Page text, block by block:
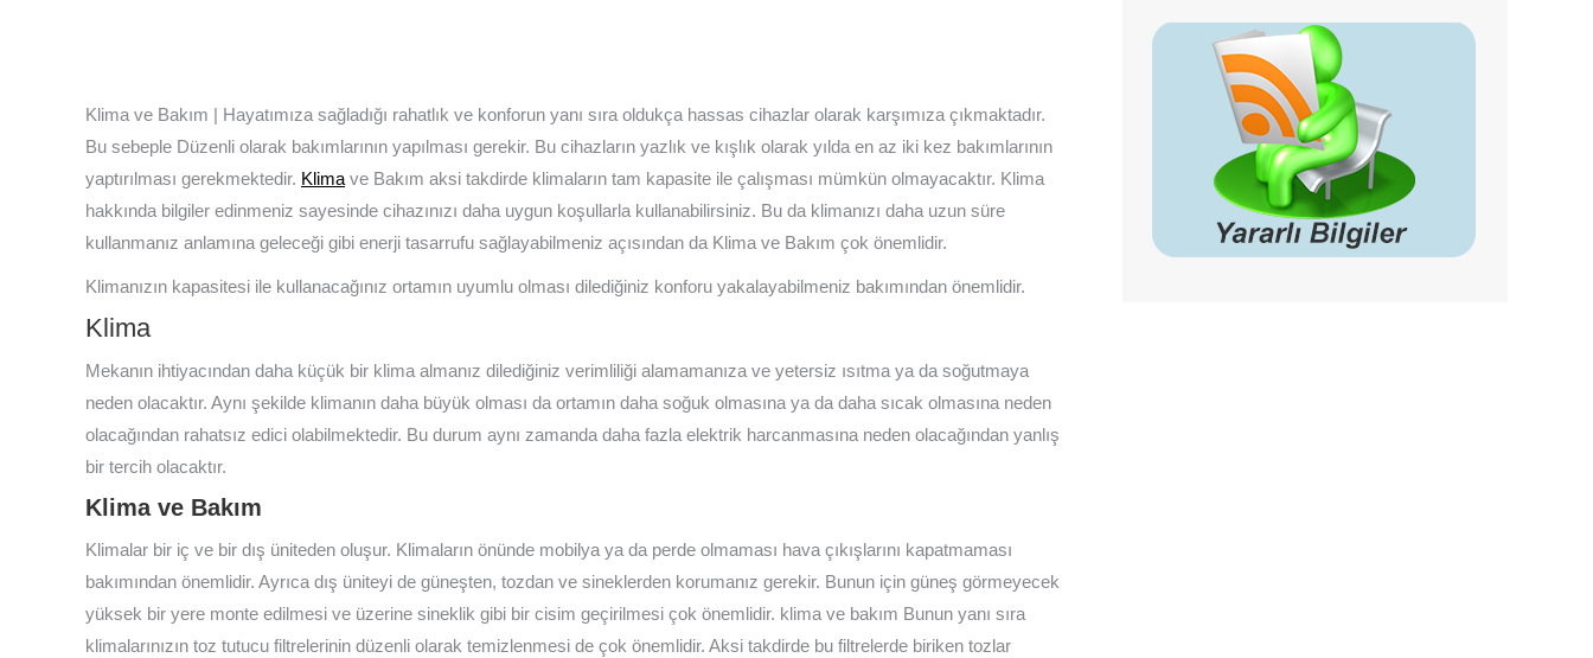
Klima ve Bakım | Hayatımıza sağladığı rahatlık ve konforun yanı sıra oldukça hassas cihazlar olarak karşımıza çıkmaktadır.
Bu sebeple Düzenli olarak bakımlarının yapılması gerekir. Bu cihazların yazlık ve kışlık olarak yılda en az iki kez bakımlarının
yaptırılması gerekmektedir. Klima ve Bakım aksi takdirde klimaların tam kapasite ile çalışması mümkün olmayacaktır. Klima
hakkında bilgiler edinmeniz sayesinde cihazınızı daha uygun koşullarla kullanabilirsiniz. Bu da klimanızı daha uzun süre
kullanmanız anlamına geleceği gibi enerji tasarrufu sağlayabilmeniz açısından da Klima ve Bakım çok önemlidir.
Klimanızın kapasitesi ile kullanacağınız ortamın uyumlu olması dilediğiniz konforu yakalayabilmeniz bakımından önemlidir.
Klima
Mekanın ihtiyacından daha küçük bir klima almanız dilediğiniz verimliliği alamamanıza ve yetersiz ısıtma ya da soğutmaya
neden olacaktır. Aynı şekilde klimanın daha büyük olması da ortamın daha soğuk olmasına ya da daha sıcak olmasına neden
olacağından rahatsız edici olabilmektedir. Bu durum aynı zamanda daha fazla elektrik harcanmasına neden olacağından yanlış
bir tercih olacaktır.
Klima ve Bakım
Klimalar bir iç ve bir dış üniteden oluşur. Klimaların önünde mobilya ya da perde olmaması hava çıkışlarını kapatmaması
bakımından önemlidir. Ayrıca dış üniteyi de güneşten, tozdan ve sineklerden korumanız gerekir. Bunun için güneş görmeyecek
yüksek bir yere monte edilmesi ve üzerine sineklik gibi bir cisim geçirilmesi çok önemlidir. klima ve bakım Bunun yanı sıra
klimalarınızın toz tutucu filtrelerinin düzenli olarak temizlenmesi de çok önemlidir. Aksi takdirde bu filtrelerde biriken tozlar